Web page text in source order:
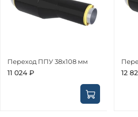
Переход ППУ 38х108 мм
11 024 ₽ 12